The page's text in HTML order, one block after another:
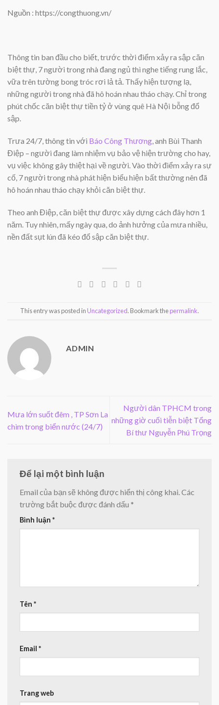
Nguồn : https://congthuong.vn/
Thông tin ban đầu cho biết, trước thời điểm xảy ra sập căn
biệt thự, 7 người trong nhà đang ngủ thì nghe tiếng rung lắc,
vữa trên tường bong tróc rơi lả tả. Thấy hiện tượng lạ,
những người trong nhà đã hô hoán nhau tháo chạy. Chỉ trong
phút chốc căn biệt thự tiền tỷ ở vùng quê Hà Nội bỗng đổ
sập.
Trưa 24/7, thông tin với Báo Công Thương, anh Bùi Thanh
Điệp – người đang làm nhiệm vụ bảo vệ hiện trường cho hay,
vụ việc không gây thiệt hại về người. Vào thời điểm xảy ra sự
cố, 7 người trong nhà phát hiện biểu hiện bất thường nên đã
hô hoán nhau tháo chạy khỏi căn biệt thự.
Theo anh Điệp, căn biệt thự được xây dựng cách đây hơn 1
năm. Tuy nhiên, mấy ngày qua, do ảnh hưởng của mưa nhiều,
nền đất sụt lún đã kéo đổ sập căn biệt thự.
This entry was posted inUncategorized. Bookmark thepermalink.
ADMIN
Mưa lớn suốt đêm , TP Sơn La
chìm trong biển nước (24/7)
Người dân TPHCM trong
những giờ cuối tiễn biệt Tổng
Bí thư Nguyễn Phú Trọng
Để lại một bình luận
Email của bạn sẽ không được hiển thị công khai.Các
trường bắt buộc được đánh dấu *
Bình luận *
Tên *
Email *
Trang web